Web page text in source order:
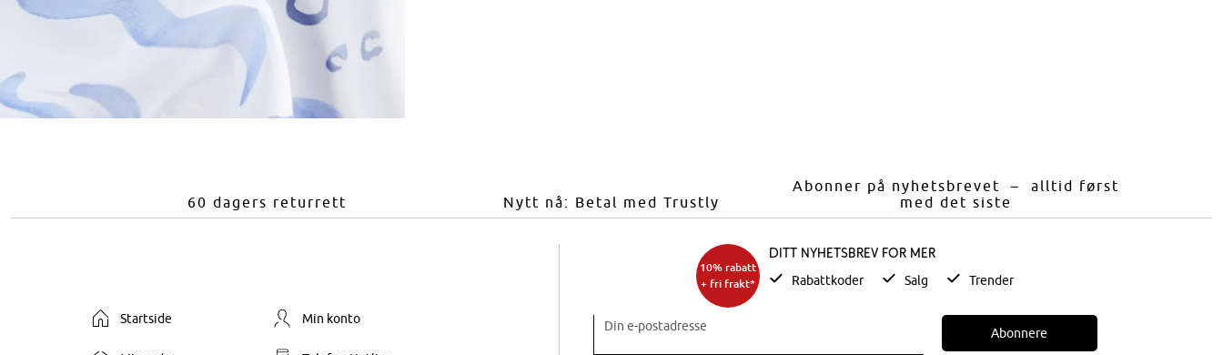
60 dagers returrett Nytt nå: Betal med Trustly
Abonner på nyhetsbrevet – alltid først
med det siste
Startside Min konto
10% rabatt
+ fri frakt*
Ditt nyhetsbrev for mer
Rabattkoder Salg Trender
Din e-postadresse Abonnere